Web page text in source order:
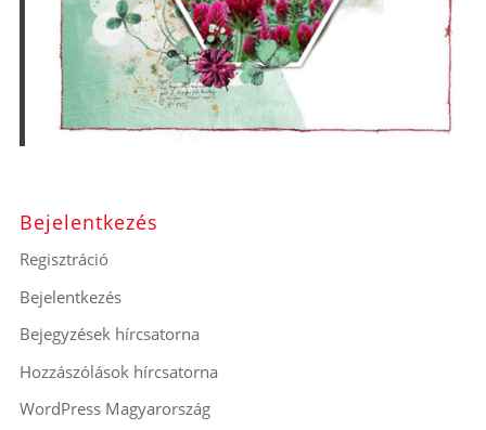
Bejelentkezés
Regisztráció
Bejelentkezés
Bejegyzések hírcsatorna
Hozzászólások hírcsatorna
WordPress Magyarország